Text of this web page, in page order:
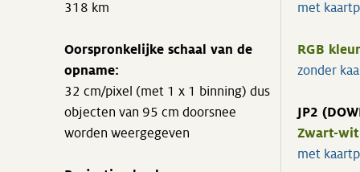
318 km
Oorspronkelijke schaal van de
opname:
32 cm/pixel (met 1 x 1 binning) dus
objecten van 95 cm doorsnee
worden weergegeven
met
RGB
zonder
JP2
Zwart-
met